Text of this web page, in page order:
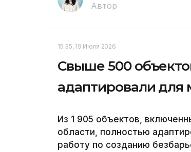
Автор
15:35, 19 Июля 2026
Свыше 500
адаптировали
Из 1 905 объектов,
области, полностью
работу по созданию